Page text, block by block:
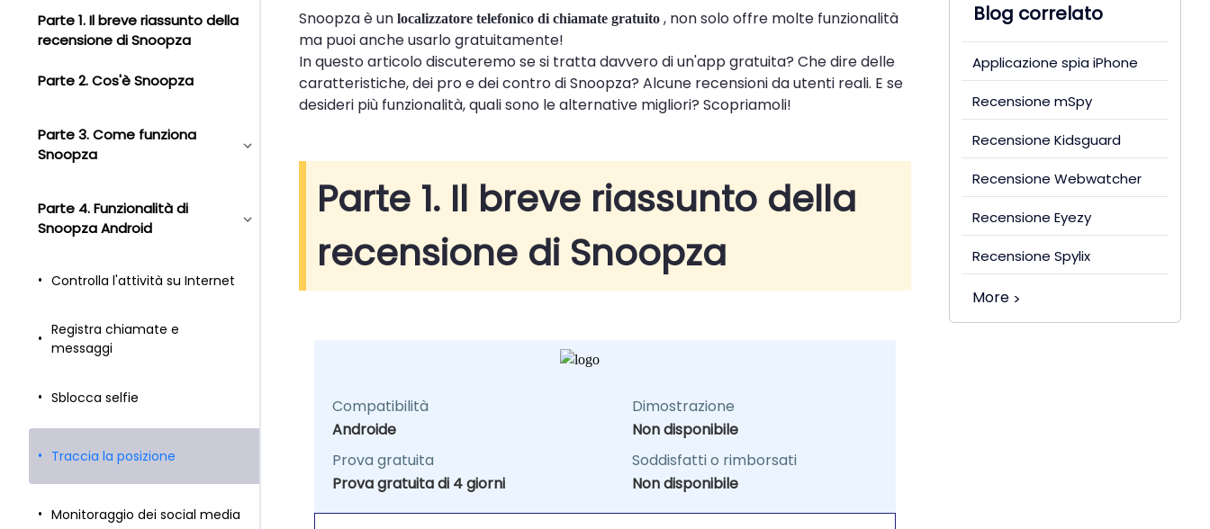
Parte 1. Il breve riassunto della
recensione di Snoopza
Parte 2. Cos'è Snoopza
Parte 3. Come funziona
Snoopza
Parte 4. Funzionalità di
Snoopza Android
Controlla l'attività su Internet
Registra chiamate e
messaggi
Sblocca selfie
Traccia la posizione
Monitoraggio dei social media
Snoopza è un localizzatore telefonico di chiamate gratuito , non solo offre molte funzionalità
ma puoi anche usarlo gratuitamente!
In questo articolo discuteremo se si tratta davvero di un'app gratuita? Che dire delle
caratteristiche, dei pro e dei contro di Snoopza? Alcune recensioni da utenti reali. E se
desideri più funzionalità, quali sono le alternative migliori? Scopriamoli!
Parte 1. Il breve riassunto della
recensione di Snoopza
Compatibilità
Androide
Dimostrazione
Non disponibile
Prova gratuita
Prova gratuita di 4 giorni
Soddisfatti o rimborsati
Non disponibile
Blog correlato
Applicazione spia iPhone
Recensione mSpy
Recensione Kidsguard
Recensione Webwatcher
Recensione Eyezy
Recensione Spylix
More >